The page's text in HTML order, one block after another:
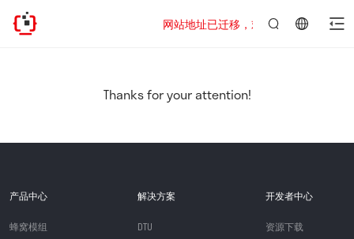
网站地址已迁移，欢迎访问新址：
Thanks for your attention!
产品中心
蜂窝模组
解决方案
DTU
开发者中心
资源下载